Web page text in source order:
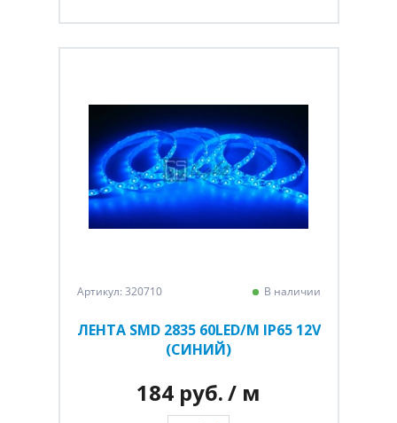
Артикул: 320710 В наличии
ЛЕНТА SMD 2835 60LED/M IP65 12V
(СИНИЙ)
184 руб./ м